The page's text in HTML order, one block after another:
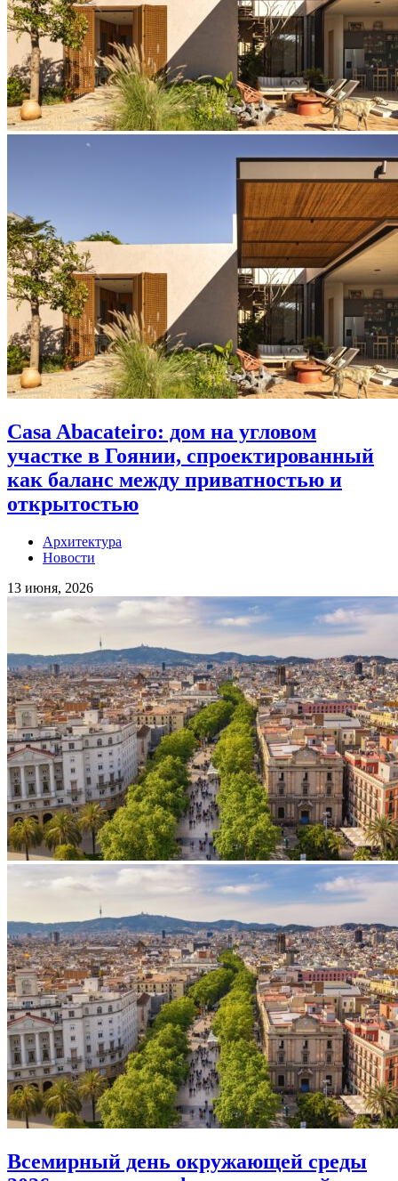
Casa Abacateiro: дом на угловом
участке в Гоянии, спроектированный
как баланс между приватностью и
открытостью
Архитектура
Новости
13 июня, 2026
Всемирный день окружающей среды